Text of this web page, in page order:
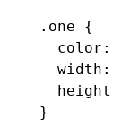
.one {
  color
:
  width
:
  height
}